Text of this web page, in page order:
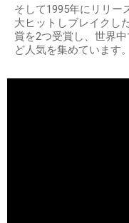
そして1995年にリリー
大ヒットしブレイクし
賞を2つ受賞し、世界
ど人気を集めています。